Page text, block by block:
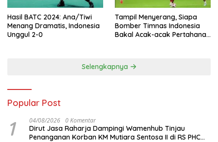
Hasil BATC 2024: Ana/Tiwi
Menang Dramatis, Indonesia
Unggul 2-0
Tampil Menyerang, Siapa
Bomber Timnas Indonesia
Bakal Acak-acak Pertahanan
Selengkapnya
Popular Post
1 04/08/2026 0 Komentar
Dirut Jasa Raharja Dampingi Wamenhub Tinjau
Penanganan Korban KM Mutiara Sentosa II di RS PHC